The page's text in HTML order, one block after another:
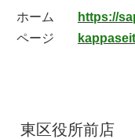
ホーム
ページ
https://
東区役所前店